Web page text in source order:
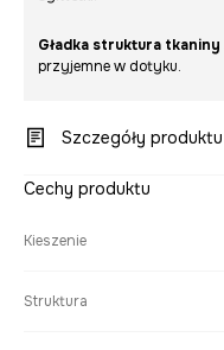
Gładka struktura tkaniny
przyjemne w dotyku.
Szczegóły produktu
Cechy produktu
Kieszenie
Struktura